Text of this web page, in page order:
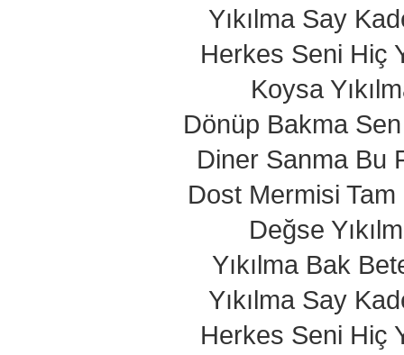
Yıkılma Say
Herkes Seni Hiç
Koysa
Dönüp Bakma Sen
Diner Sanma Bu
Dost Mermisi Tam
Değse
Yıkılma Bak
Yıkılma Say
Herkes Seni Hiç